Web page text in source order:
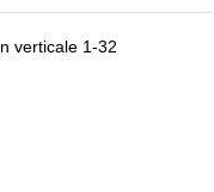
verticale 1-32